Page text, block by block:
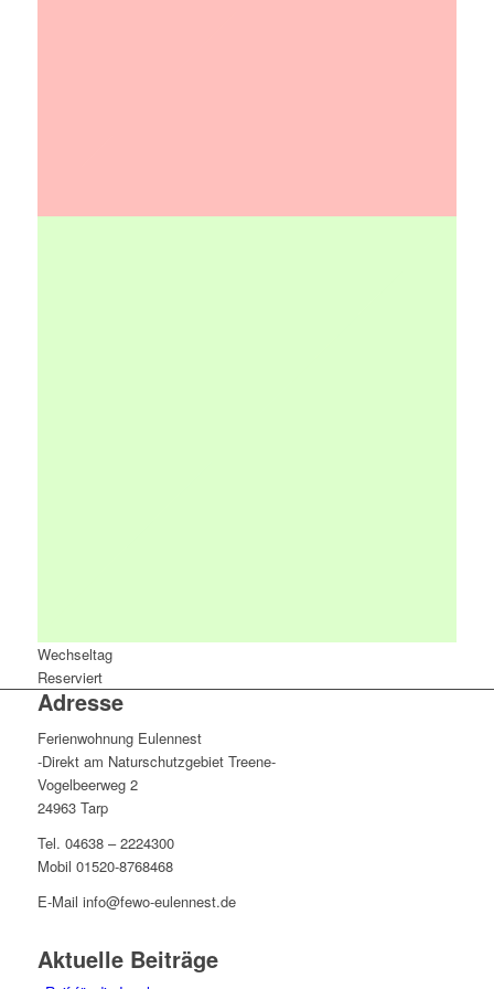
Wechseltag
Reserviert
Adresse
Ferienwohnung Eulennest
-Direkt am Naturschutzgebiet Treene-
Vogelbeerweg 2
24963 Tarp
Tel. 04638 – 2224300
Mobil 01520-8768468
E-Mail info@fewo-eulennest.de
Aktuelle Beiträge